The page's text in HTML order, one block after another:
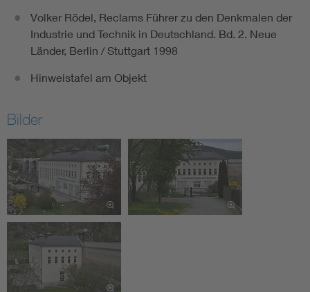
Volker Rödel, Reclams Führer zu den Denkmalen der
Industrie und Technik in Deutschland. Bd. 2. Neue
Länder, Berlin / Stuttgart 1998
Hinweistafel am Objekt
Bilder